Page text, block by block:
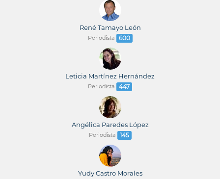
René Tamayo León
Periodista 600
Leticia Martínez Hernández
Periodista 447
Angélica Paredes López
Periodista 145
Yudy Castro Morales